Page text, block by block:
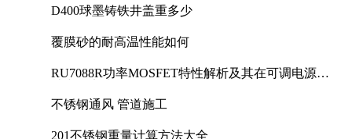
D400球墨铸铁井盖重多少
覆膜砂的耐高温性能如何
RU7088R功率MOSFET特性解析及其在可调电源设
不锈钢通风 管道施工
201不锈钢重量计算方法大全